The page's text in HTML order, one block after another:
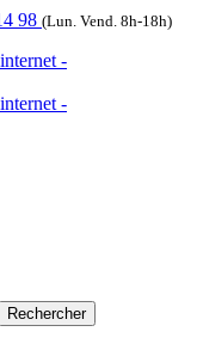
98 (Lun. Vend. 8h-18h)
Rechercher